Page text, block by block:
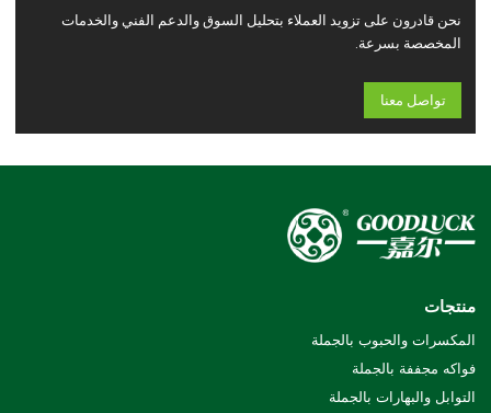
نحن قادرون على تزويد العملاء بتحليل السوق والدعم الفني والخدمات
المخصصة بسرعة.
تواصل معنا
منتجات
المكسرات والحبوب بالجملة
فواكه مجففة بالجملة
التوابل والبهارات بالجملة